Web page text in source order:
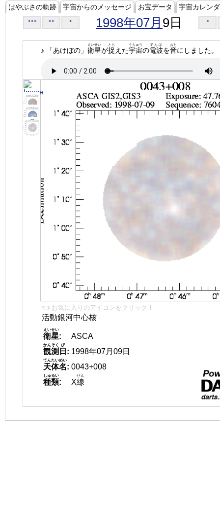
はやぶさの軌跡 宇宙からのメッセージ お宝データ 宇宙カレン
<<< << < 1998年07月 9日 >
♪ 「あけぼの」 衛星
えいせい
が捉
とら
えた宇宙
うちゅう
の電波
でんぱ
を音
おと
にしました。
👈 お気に入りのアイコンをクリック！
活動銀河中心核
衛星
えいせい
:
ASCA
観測
かんそく
日
び
: 1998年07月09日
天体名
てんたいめい
: 0043+008
種類
しゅるい
: X線
せん